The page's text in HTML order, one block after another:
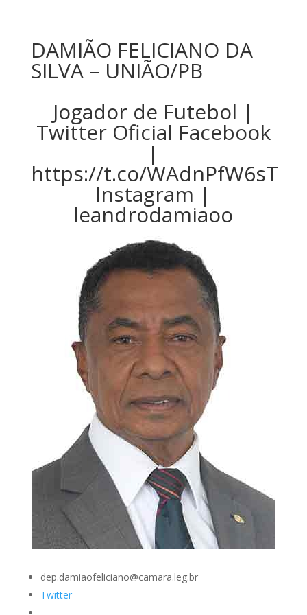
DAMIÃO FELICIANO DA
SILVA – UNIÃO/PB
Jogador de Futebol |
Twitter Oficial Facebook
|
https://t.co/WAdnPfW6sT
Instagram |
leandrodamiaoo
dep.damiaofeliciano@camara.leg.br
Twitter